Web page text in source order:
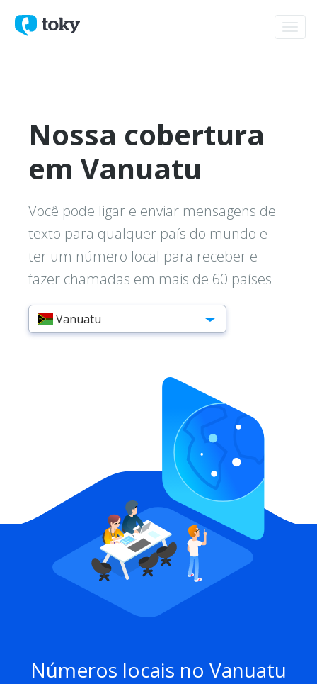
Nossa cobertura
em Vanuatu
Você pode ligar e enviar mensagens de
texto para qualquer país do mundo e
ter um número local para receber e
fazer chamadas em mais de 60 países
Vanuatu
Números locais no Vanuatu